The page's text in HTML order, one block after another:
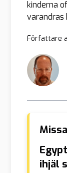
kinderna
varandras
Författare
ihjäl